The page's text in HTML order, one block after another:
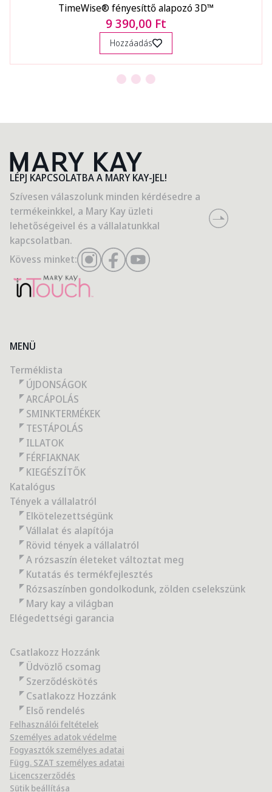
TimeWise® fényesíttő alapozó 3D™
9 390,00 Ft
Hozzáadás
LÉPJ KAPCSOLATBA A MARY KAY-JEL!
Szívesen válaszolunk minden kérdésedre a
termékeinkkel, a Mary Kay üzleti
lehetőségeivel és a vállalatunkkal
kapcsolatban.
Kövess minket:
MENÜ
Terméklista
ÚJDONSÁGOK
ARCÁPOLÁS
SMINKTERMÉKEK
TESTÁPOLÁS
ILLATOK
FÉRFIAKNAK
KIEGÉSZÍTŐK
Katalógus
Tények a vállalatról
Elkötelezettségünk
Vállalat és alapítója
Rövid tények a vállalatról
A rózsaszín életeket változtat meg
Kutatás és termékfejlesztés
Rózsaszínben gondolkodunk, zölden cselekszünk
Mary kay a világban
Elégedettségi garancia
Csatlakozz Hozzánk
Üdvözlő csomag
Szerződéskötés
Csatlakozz Hozzánk
Első rendelés
Felhasználói feltételek
Személyes adatok védelme
Fogyasztók személyes adatai
Függ. SZAT személyes adatai
Licencszerződés
Sütik beállítása